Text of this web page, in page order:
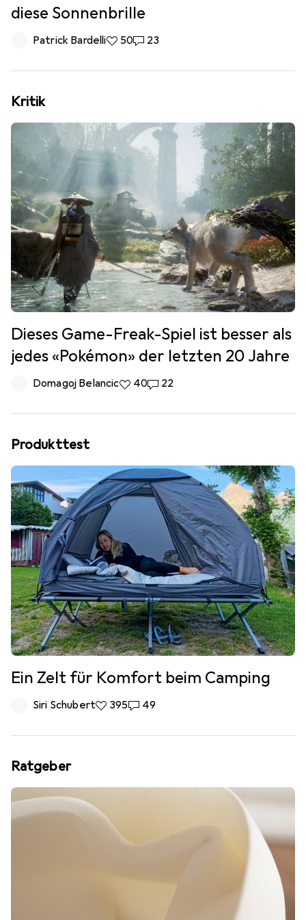
diese Sonnenbrille
Patrick Bardelli50 Likes
5023 Kommentare
23
Kritik
Dieses Game-Freak-Spiel ist besser als
jedes «Pokémon» der letzten 20 Jahre
Domagoj Belancic40 Likes
4022 Kommentare
22
Produkttest
Ein Zelt für Komfort beim Camping
Siri Schubert395 Likes
39549 Kommentare
49
Ratgeber